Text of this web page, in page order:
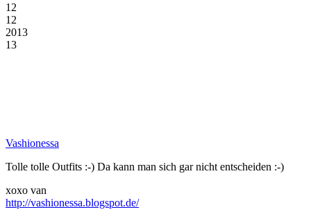
12
12
2013
13
Vashionessa
Tolle tolle Outfits :-) Da kann man sich gar nicht entscheiden :-)
xoxo van
http://vashionessa.blogspot.de/